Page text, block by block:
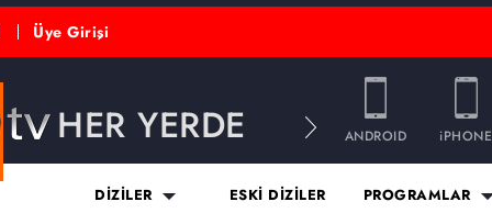
Üye Girişi
HER YERDE ANDROID iPHONE
DİZİLER ESKİ DİZİLER PROGRAMLAR